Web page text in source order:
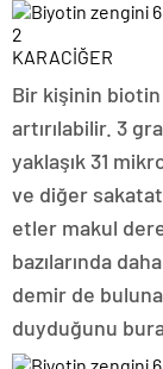
KARACİĞER
Bir kişinin
artırılabilir. 3
yaklaşık 31
ve diğer
etler makul
bazılarında
demir de
duyduğunu